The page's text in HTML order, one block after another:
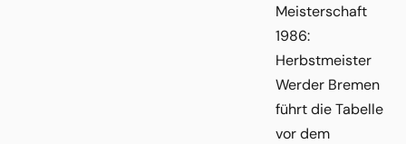
Meisterschaft
1986:
Herbstmeister
Werder Bremen
führt die Tabelle
vor dem